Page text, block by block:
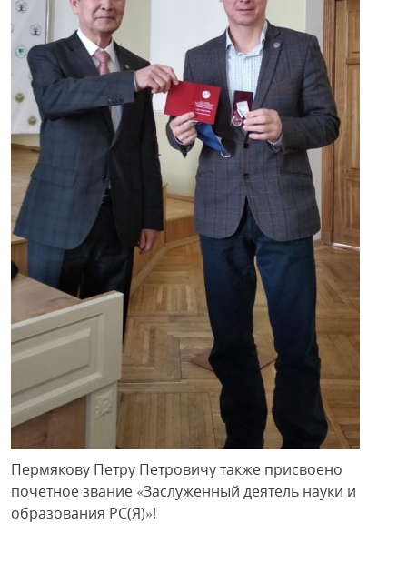
Пермякову Петру Петровичу также присвоено
почетное звание «Заслуженный деятель науки и
образования РС(Я)»!